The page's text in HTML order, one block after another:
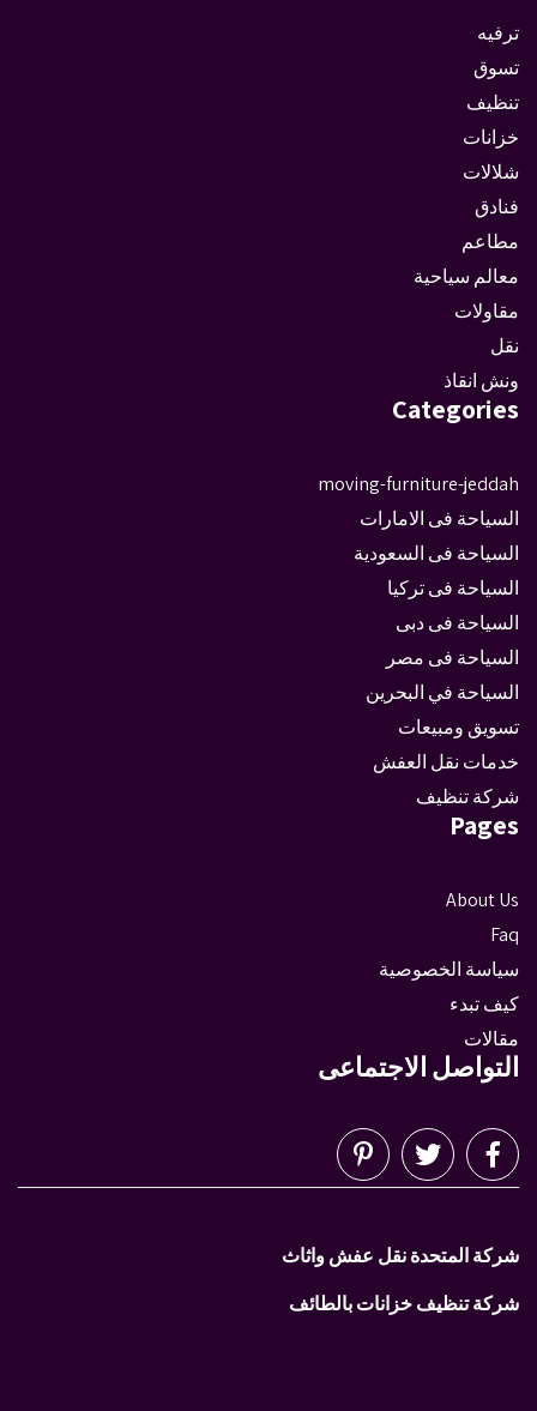
ترفيه
تسوق
تنظيف
خزانات
شلالات
فنادق
مطاعم
معالم سياحية
مقاولات
نقل
ونش انقاذ
Categories
moving-furniture-jeddah
السياحة فى الامارات
السياحة فى السعودية
السياحة فى تركيا
السياحة فى دبى
السياحة فى مصر
السياحة في البحرين
تسويق ومبيعات
خدمات نقل العفش
شركة تنظيف
Pages
About Us
Faq
سياسة الخصوصية
كيف تبدء
مقالات
التواصل الاجتماعى
شركة المتحدة نقل عفش واثاث
شركة تنظيف خزانات بالطائف